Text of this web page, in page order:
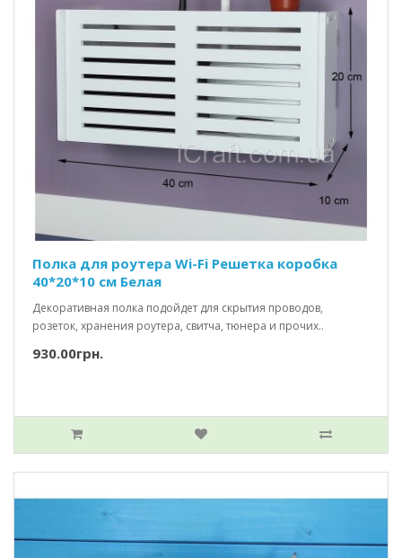
Полка для роутера Wi-Fi Решетка коробка
40*20*10 см Белая
Декоративная полка подойдет для скрытия проводов,
розеток, хранения роутера, свитча, тюнера и прочих..
930.00грн.